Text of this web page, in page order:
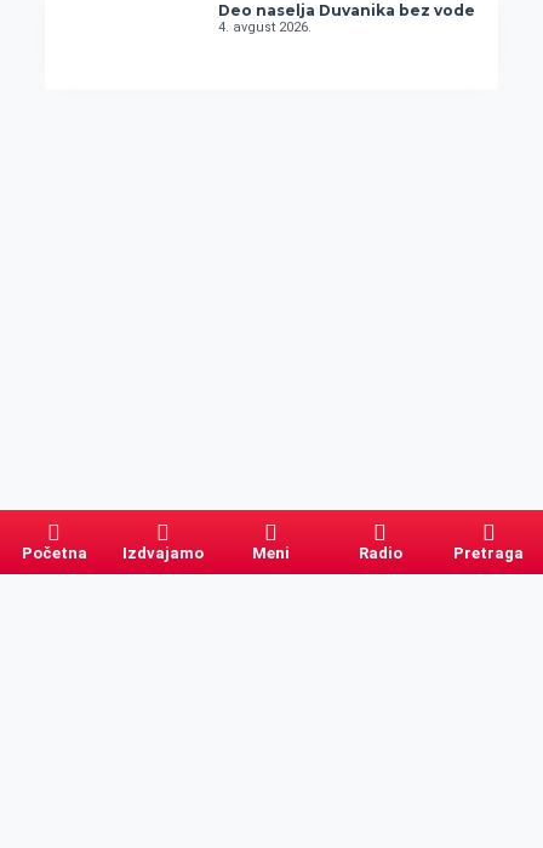
Deo naselja Duvanika bez vode
4. avgust 2026.
Početna Izdvajamo Meni Radio Pretraga